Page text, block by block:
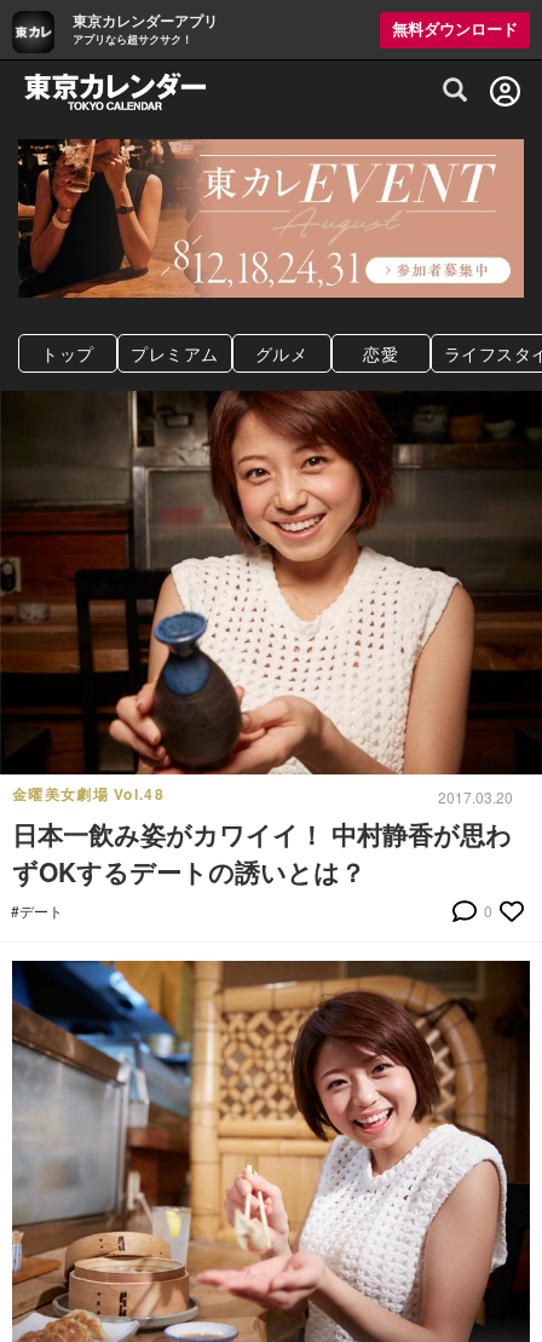
東京カレンダーアプリ
アプリなら超サクサク！
無料ダウンロード
グルメ情報・プレミアムレストラン予約
トップ プレミアム グルメ 恋愛 ライフスタ
金曜美女劇場 Vol.48 2017.03.20
日本一飲み姿がカワイイ！ 中村静香が思わ
ずOKするデートの誘いとは？
#デート 0